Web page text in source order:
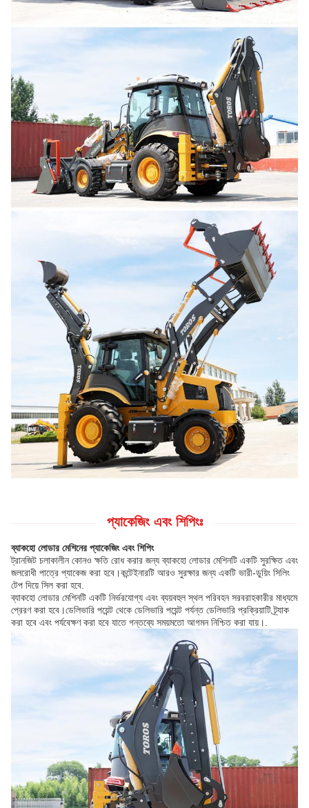
প্যাকেজিং এবং শিপিংঃ
ব্যাকহো লোডার মেশিনের প্যাকেজিং এবং শিপিং
ট্রানজিট চলাকালীন কোনও ক্ষতি রোধ করার জন্য ব্যাকহো লোডার মেশিনটি একটি সুরক্ষিত এবং
জলরোধী পাত্রে প্যাকেজ করা হবে।কন্টেইনারটি আরও সুরক্ষার জন্য একটি ভারী-ডুয়িং সিলিং
টেপ দিয়ে সিল করা হবে.
ব্যাকহো লোডার মেশিনটি একটি নির্ভরযোগ্য এবং ব্যয়বহুল স্থল পরিবহন সরবরাহকারীর মাধ্যমে
প্রেরণ করা হবে।ডেলিভারি পয়েন্ট থেকে ডেলিভারি পয়েন্ট পর্যন্ত ডেলিভারি প্রক্রিয়াটি ট্র্যাক
করা হবে এবং পর্যবেক্ষণ করা হবে যাতে গন্তব্যে সময়মতো আগমন নিশ্চিত করা যায়।.